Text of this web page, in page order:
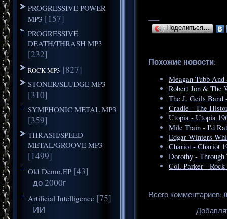
PROGRESSIVE POWER
MP3 [157]
PROGRESSIVE
DEATH/THRASH MP3
[232]
ROCK MP3 [827]
STONER/SLUDGE MP3
[310]
SYMPHONIC METAL MP3
[359]
THRASH/SPEED
METAL/GROOVE MP3
[1499]
Old Demo,EP [43]
до 2000г
Artificial Intelligence [75]
ИИ
Поделиться…
Похожие новости:
Meagan Tubb And
Robert Jon & The
The J. Geils Band
Cradle - The
Utopia - Utopia
Mile Train - I'd
Edgar Winters
Chariot - Chariot
Dorothy - Through
Col. Parker -
Всего комментариев: 0